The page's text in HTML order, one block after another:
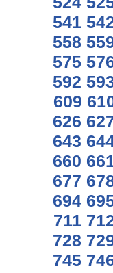
541
558
575
592
609
626
643
660
677
694
711
728
745